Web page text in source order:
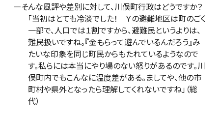
―そんな風評や差別に対して、川俣町行政はどうですか？
「当初はとても冷淡でした！ Ｙの避難地区は町のごく
一部で、人口では１割ですから、避難民というよりは、
難民扱いですね。『金もらって遊んでいるんだろう』み
たいな印象を同じ町民からもたれているようなので
す。私らには本当にやり場のない怒りがあるのです。川
俣町内でもこんなに温度差がある。ましてや、他の市
町村や県外となったら理解してくれないですね」（総
代）